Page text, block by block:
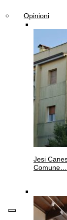
Opinioni
Jesi